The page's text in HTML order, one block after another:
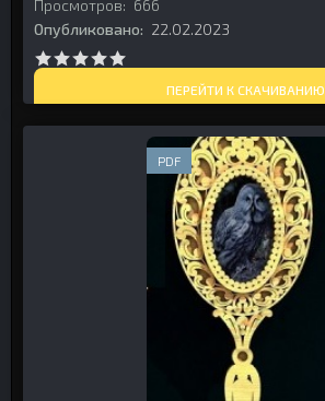
Просмотров: 666
Опубликовано: 22.02.2023
ПЕРЕЙТИ К СКАЧИВАНИЮ
PDF